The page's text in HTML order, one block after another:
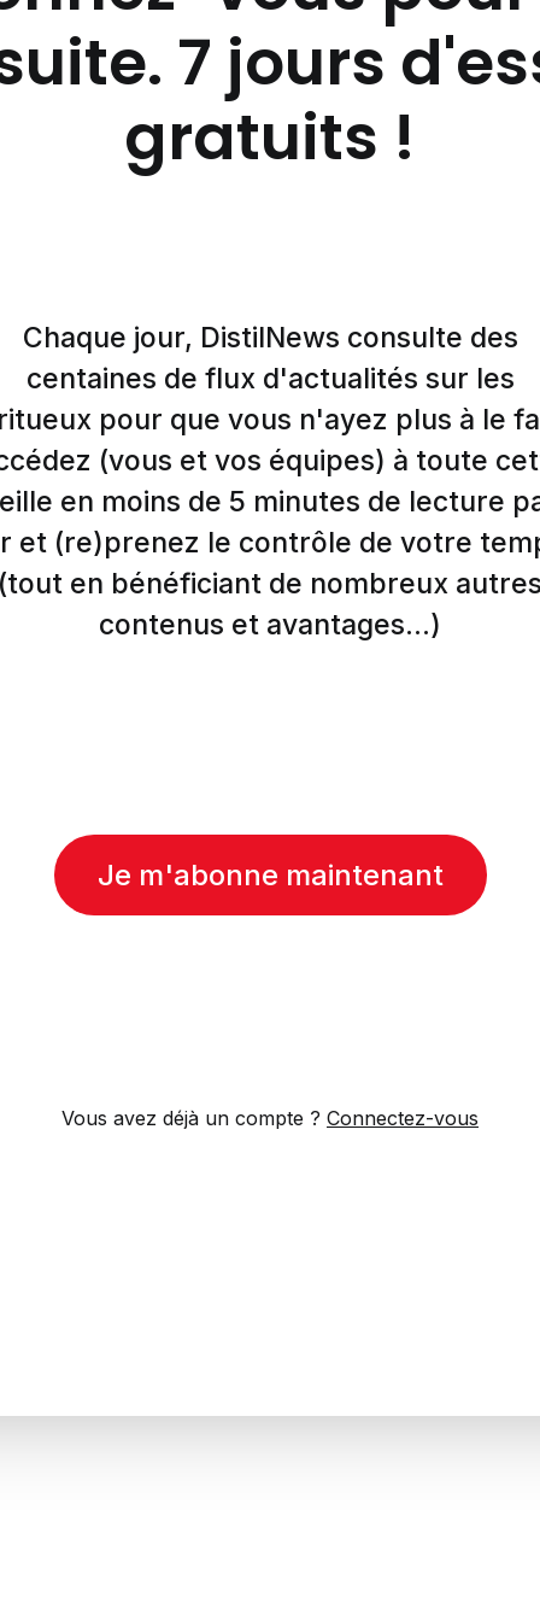
7 jours
gratuits !
Chaque jour, DistilNews consulte des
centaines de flux d'actualités sur les
pour que vous n'ayez plus à le
(vous et vos équipes) à toute
en moins de 5 minutes de lecture
et (re)prenez le contrôle de votre
en bénéficiant de nombreux autres
contenus et avantages...)
Je m'abonne maintenant
Vous avez déjà un compte ? Connectez-vous